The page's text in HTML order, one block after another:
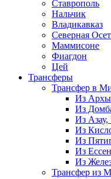
Ставрополь
Нальчик
Владикавказ
Северная
Маммисоне
Фиагдон
Цей
Трансферы
Трансфер в
Из
Из
Из Азау,
Из
Из
Из
Из
Трансфер из